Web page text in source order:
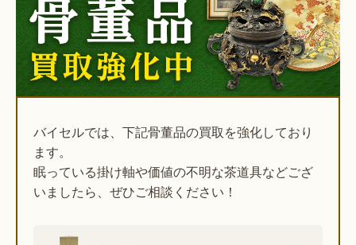
バイセルでは、下記骨董品の買取を強化しており
ます。
眠っている掛け軸や価値の不明な茶道具などござ
いましたら、ぜひご相談ください！